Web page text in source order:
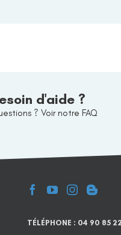
d'aide ?
? Voir notre FAQ
TÉLÉPHONE : 04 90 85